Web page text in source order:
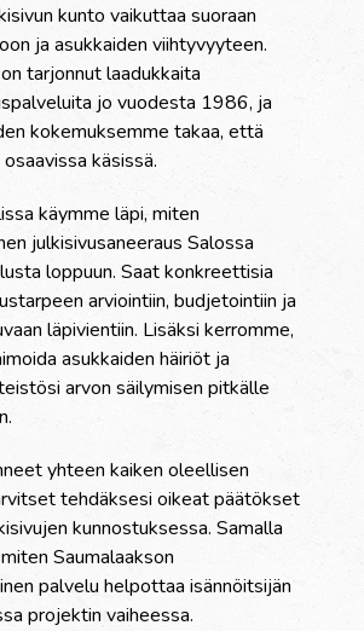
kunto vaikuttaa suoraan
ja asukkaiden viihtyvyyteen.
tarjonnut laadukkaita
jo vuodesta 1986, ja
kokemuksemme takaa, että
käsissä.
käymme läpi, miten
julkisivusaneeraus Salossa
loppuun. Saat konkreettisia
arviointiin, budjetointiin ja
läpivientiin. Lisäksi kerromme,
asukkaiden häiriöt ja
arvon säilymisen pitkälle
yhteen kaiken oleellisen
tehdäksesi oikeat päätökset
kunnostuksessa. Samalla
Saumalaakson
palvelu helpottaa isännöitsijän
projektin vaiheessa.